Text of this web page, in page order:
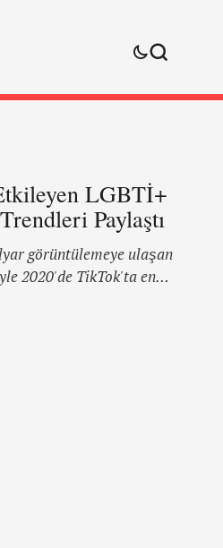
LGBTİ+
Paylaştı
görüntülemeye ulaşan
2020'de TikTok'ta en